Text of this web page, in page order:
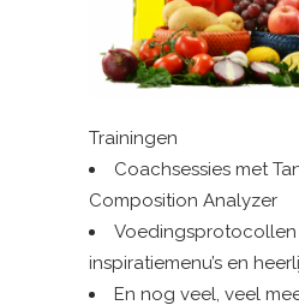
Trainingen
Coachsessies met
Composition Analyzer
inspiratiemenu’s en
En nog veel, veel